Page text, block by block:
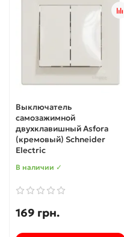
Выключатель
самозажимной
двухклавишный Asfora
(кремовый) Schneider
Electric
В наличии ✓
169 грн.